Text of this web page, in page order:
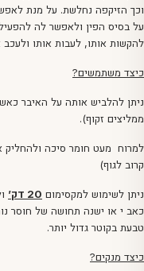
וכך הזיקפה נחלשת. על מנת
על בסיס הפין ולאפשר לה
להקשות אותו, לעבות אותו
כיצד משתמשים?
ניתן להלביש אותה על האיבר
ממליצים זקוף).
למרוח מעט חומר סיכה
קרוב לגוף)
ניתן לשימוש למקסימום 20 דק’
כאב י או ישנה תחושה של חוסר
טבעת בקוטר גדול יותר.
כיצד מנקים?